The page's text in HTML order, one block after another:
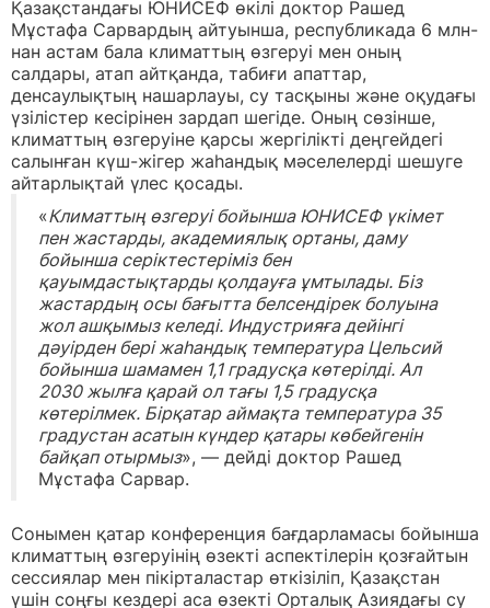
Қазақстандағы ЮНИСЕФ өкілі доктор Рашед
Мұстафа Сарвардың айтуынша, республикада 6 млн-
нан астам бала климаттың өзгеруі мен оның
салдары, атап айтқанда, табиғи апаттар,
денсаулықтың нашарлауы, су тасқыны және оқудағы
үзілістер кесірінен зардап шегіде. Оның сөзінше,
климаттың өзгеруіне қарсы жергілікті деңгейдегі
салынған күш-жігер жаһандық мәселелерді шешуге
айтарлықтай үлес қосады.
«Климаттың өзгеруі бойынша ЮНИСЕФ үкімет
пен жастарды, академиялық ортаны, даму
бойынша серіктестеріміз бен
қауымдастықтарды қолдауға ұмтылады. Біз
жастардың осы бағытта белсендірек болуына
жол ашқымыз келеді. Индустрияға дейінгі
дәуірден бері жаһандық температура Цельсий
бойынша шамамен 1,1 градусқа көтерілді. Ал
2030 жылға қарай ол тағы 1,5 градусқа
көтерілмек. Бірқатар аймақта температура 35
градустан асатын күндер қатары көбейгенін
байқап отырмыз», — дейді доктор Рашед
Мұстафа Сарвар.
Сонымен қатар конференция бағдарламасы бойынша
климаттың өзгеруінің өзекті аспектілерін қозғайтын
сессиялар мен пікірталастар өткізіліп, Қазақстан
үшін соңғы кездері аса өзекті Орталық Азиядағы су